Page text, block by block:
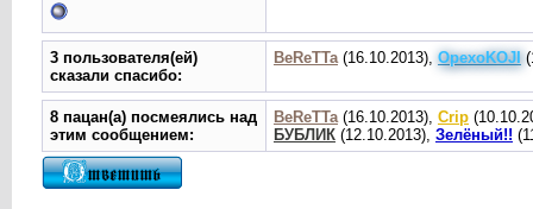
3 пользователя(ей)
сказали cпасибо:
BeReTTa(16.10.2013), OpexoKOJI
8 пацан(а) посмеялись над
этим сообщением:
BeReTTa(16.10.2013), Crip
БУБЛИК(12.10.2013), Зелёный!!